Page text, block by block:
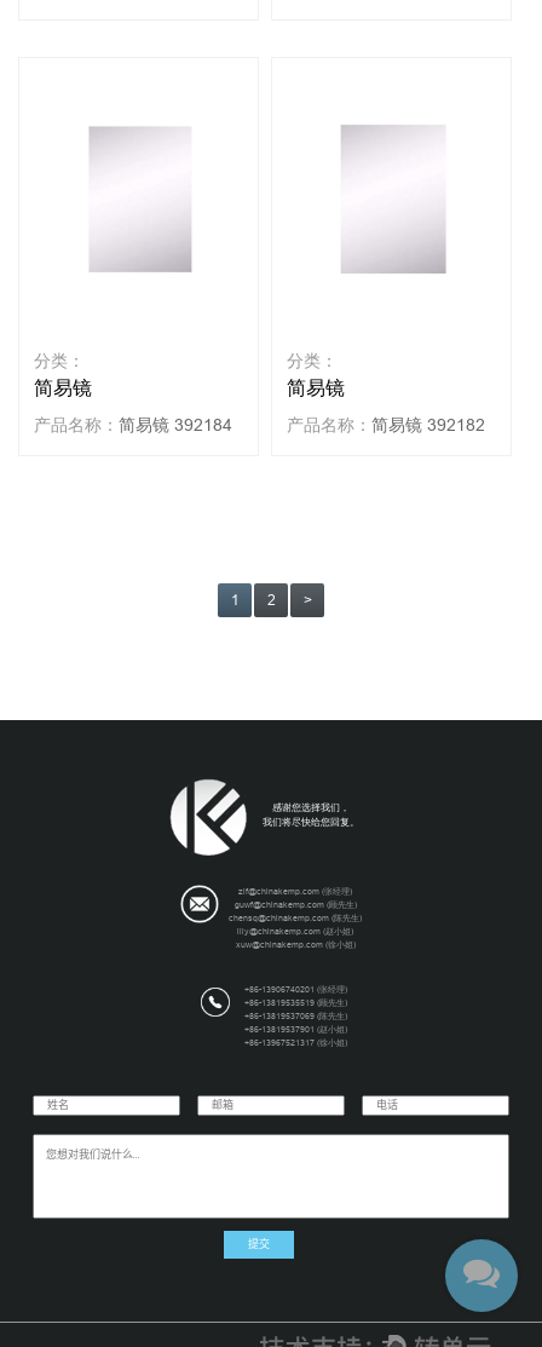
分类：
简易镜
产品名称： 简易镜 392184
分类：
简易镜
产品名称： 简易镜 392182
1 2 >
感谢您选择我们，
我们将尽快给您回复。
zlf@chinakemp.com (张经理)
guwf@chinakemp.com (顾先生)
chensq@chinakemp.com (陈先生)
lily@chinakemp.com (赵小姐)
xuw@chinakemp.com (徐小姐)
+86-13906740201 (张经理)
+86-13819535519 (顾先生)
+86-13819537069 (陈先生)
+86-13819537901 (赵小姐)
+86-13967521317 (徐小姐)